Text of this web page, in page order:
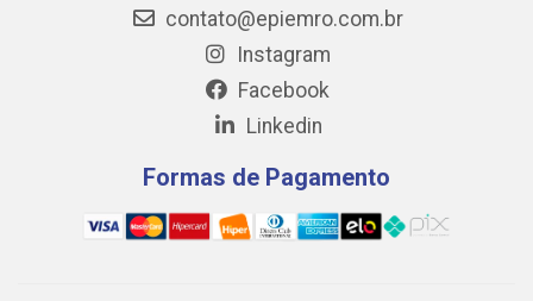
contato@epiemro.com.br
Instagram
Facebook
Linkedin
Formas de Pagamento